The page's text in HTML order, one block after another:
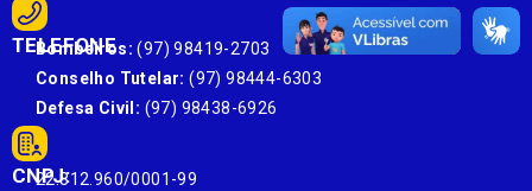
TELEFONE
Bombeiros: (97) 98419-2703
Conselho Tutelar: (97) 98444-6303
Defesa Civil: (97) 98438-6926
CNPJ:
22.812.960/0001-99